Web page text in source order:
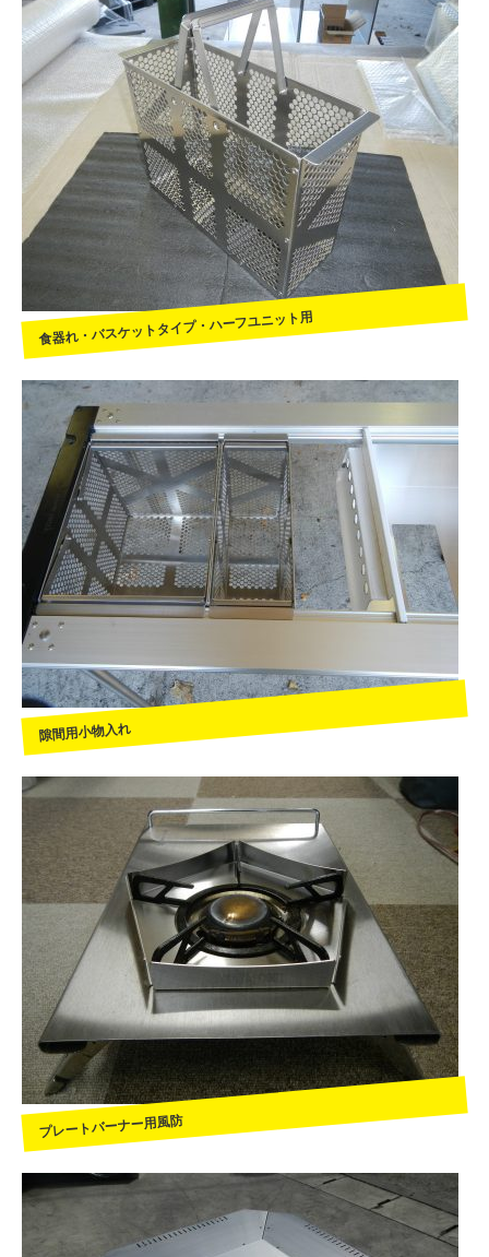
食器れ・バスケットタイプ・ハーフユニット用
隙間用小物入れ
プレートバーナー用風防